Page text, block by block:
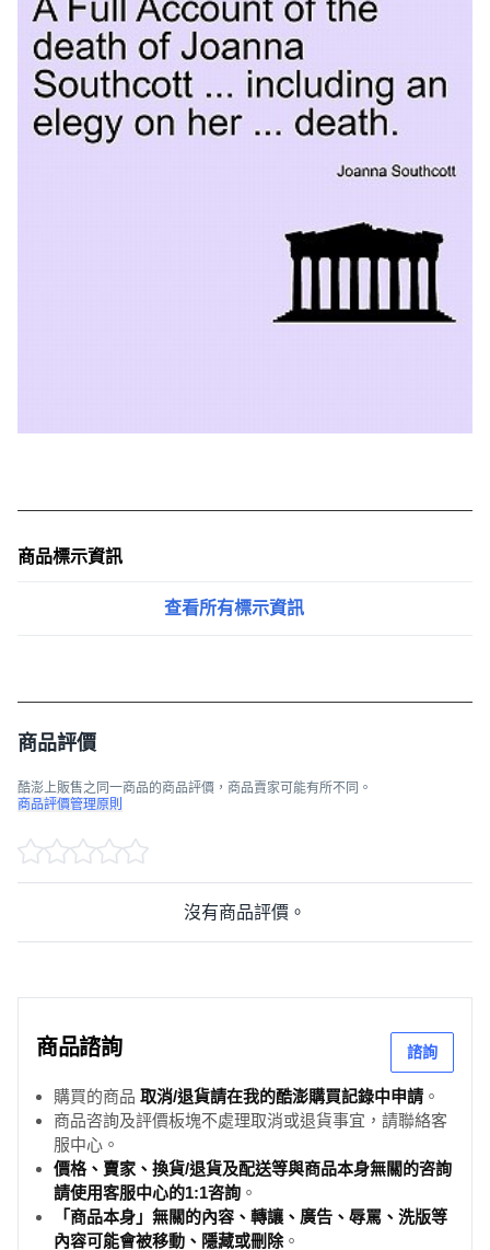
商品標示資訊
查看所有標示資訊
商品評價
酷澎上販售之同一商品的商品評價，商品賣家可能有所不同。
商品評價管理原則
沒有商品評價。
商品諮詢 諮詢
購買的商品 取消/退貨請在我的酷澎購買記錄中申請 。
商品咨詢及評價板塊不處理取消或退貨事宜，請聯絡客
服中心。
價格、賣家、換貨/退貨及配送等與商品本身無關的咨詢
請使用客服中心的1:1咨詢 。
「商品本身」無關的內容、轉讓、廣告、辱罵、洗版等
內容可能會被移動、隱藏或刪除。